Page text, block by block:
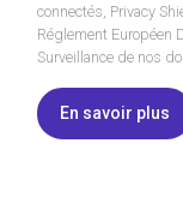
connectés Privacy
Réglement Européen
Surveillance de nos
En savoir plus